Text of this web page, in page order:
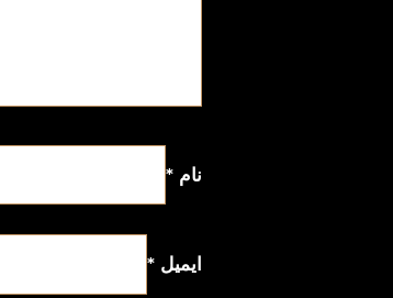
نام *
ایمیل *